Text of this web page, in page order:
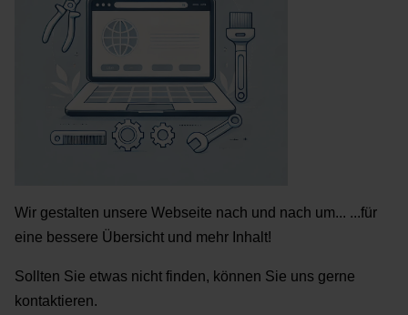
Wir gestalten unsere Webseite nach und nach um... ...für
eine bessere Übersicht und mehr Inhalt!
Sollten Sie etwas nicht finden, können Sie uns gerne
kontaktieren.